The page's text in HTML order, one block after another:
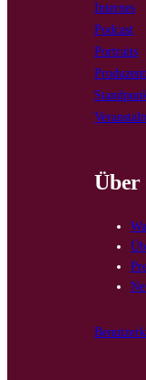
Internes
Podcast
Portraits
Über